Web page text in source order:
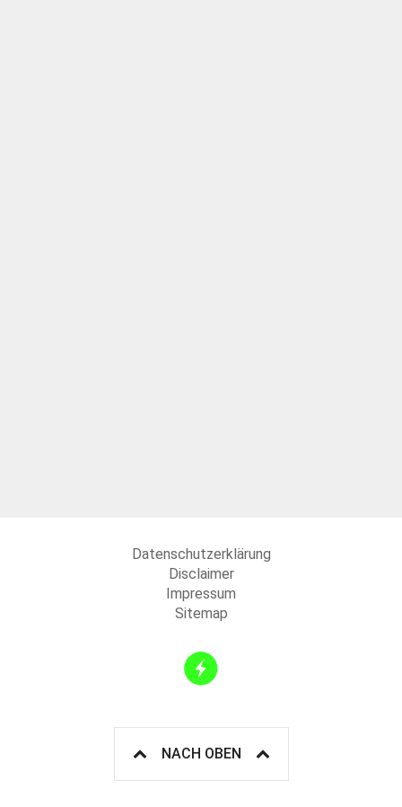
Datenschutzerklärung
Disclaimer
Impressum
Sitemap
NACH OBEN